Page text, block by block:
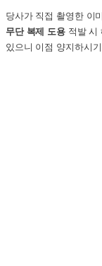
당사가 직접 촬영한 이
무단 복제 도용적발 시
있으니 이점 양지하시